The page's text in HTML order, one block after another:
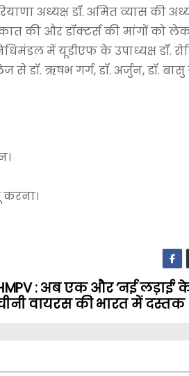
अध्यक्ष डॉ. अमित व्यास
की और डॉक्टर्स की मांगों को
में यूडीएफ के उपाध्यक्ष डॉ.
से डॉ. ऋषभ गर्ग, डॉ. अर्जुन, डॉ.
: अब एक और ‘नई लड़ाई’
वायरस की भारत में दस्तक